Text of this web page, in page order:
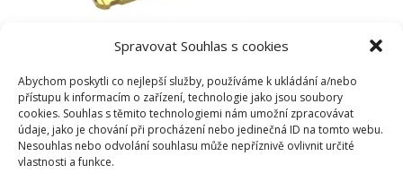
Spravovat Souhlas s cookies
Abychom poskytli co nejlepší služby, používáme k ukládání a/nebo
přístupu k informacím o zařízení, technologie jako jsou soubory
cookies. Souhlas s těmito technologiemi nám umožní zpracovávat
údaje, jako je chování při procházení nebo jedinečná ID na tomto webu.
Nesouhlas nebo odvolání souhlasu může nepříznivě ovlivnit určité
vlastnosti a funkce.